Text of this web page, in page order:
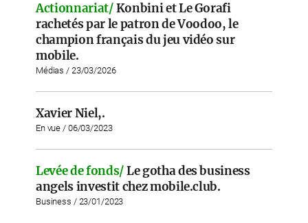
Actionnariat/ Konbini et Le Gorafi
rachetés par le patron de Voodoo, le
champion français du jeu vidéo sur
mobile.
Médias / 23/03/2026
Xavier Niel,.
En vue / 06/03/2023
Levée de fonds/Le gotha des business
angels investit chez mobile.club.
Business / 23/01/2023